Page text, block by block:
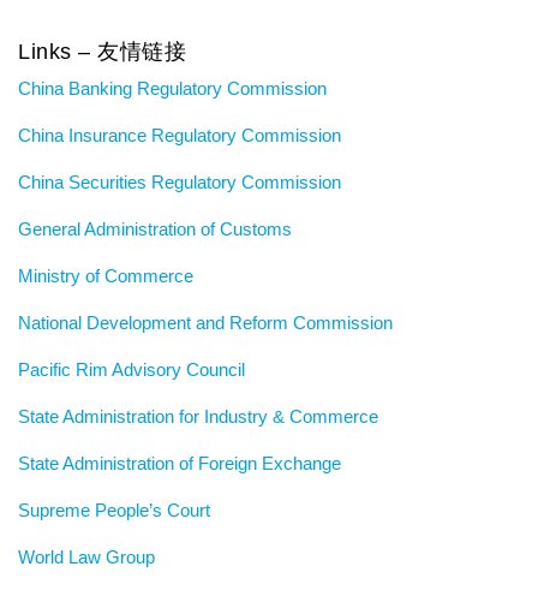
Links – 友情链接
China Banking Regulatory Commission
China Insurance Regulatory Commission
China Securities Regulatory Commission
General Administration of Customs
Ministry of Commerce
National Development and Reform Commission
Pacific Rim Advisory Council
State Administration for Industry & Commerce
State Administration of Foreign Exchange
Supreme People’s Court
World Law Group